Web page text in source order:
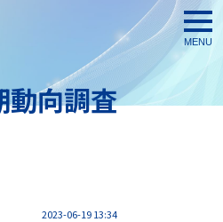
動向調査
2023-06-19 13:34